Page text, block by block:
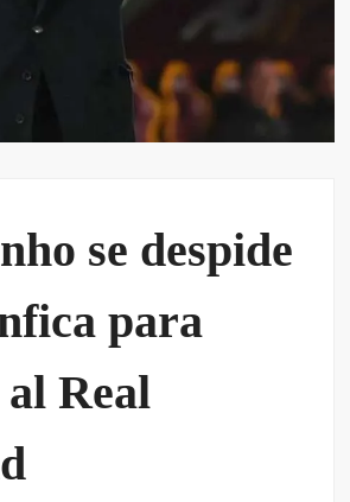
se despide
para
Real